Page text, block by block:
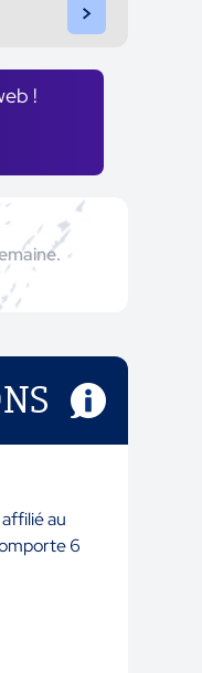
>
!
affilié au
6